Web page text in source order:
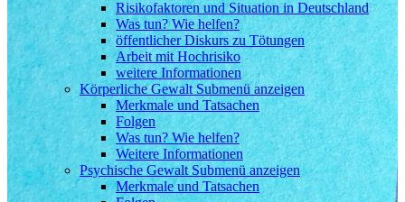
Risikofaktoren und Situation in Deutschland
Was tun? Wie helfen?
öffentlicher Diskurs zu Tötungen
Arbeit mit Hochrisiko
weitere Informationen
Körperliche Gewalt Submenü anzeigen
Merkmale und Tatsachen
Folgen
Was tun? Wie helfen?
Weitere Informationen
Psychische Gewalt Submenü anzeigen
Merkmale und Tatsachen